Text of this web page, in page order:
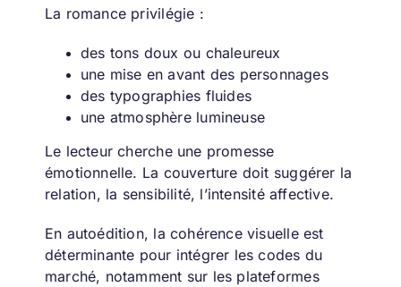
La romance privilégie :
des tons doux ou chaleureux
une mise en avant des personnages
des typographies fluides
une atmosphère lumineuse
Le lecteur cherche une promesse
émotionnelle. La couverture doit suggérer la
relation, la sensibilité, l’intensité affective.
En autoédition, la cohérence visuelle est
déterminante pour intégrer les codes du
marché, notamment sur les plateformes